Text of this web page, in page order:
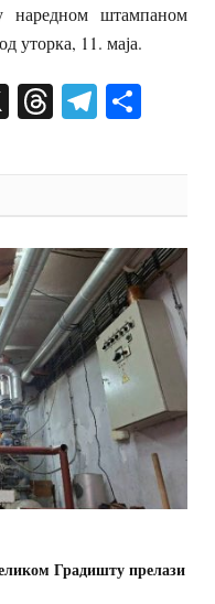
наредном штампаном
уторка, 11. маја.
X Threads
Градишту прелази